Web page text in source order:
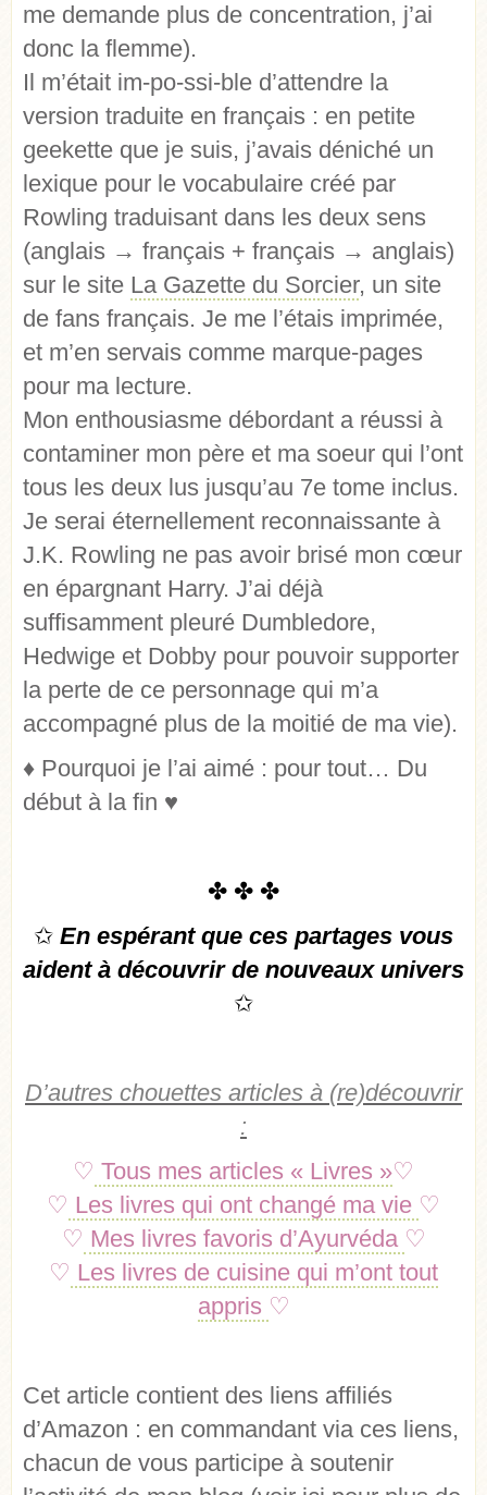
me demande plus de concentration, j’ai
donc la flemme).
Il m’était im-po-ssi-ble d’attendre la
version traduite en français : en petite
geekette que je suis, j’avais déniché un
lexique pour le vocabulaire créé par
Rowling traduisant dans les deux sens
(anglais → français + français → anglais)
sur le site La Gazette du Sorcier, un site
de fans français. Je me l’étais imprimée,
et m’en servais comme marque-pages
pour ma lecture.
Mon enthousiasme débordant a réussi à
contaminer mon père et ma soeur qui l’ont
tous les deux lus jusqu’au 7e tome inclus.
Je serai éternellement reconnaissante à
J.K. Rowling ne pas avoir brisé mon cœur
en épargnant Harry. J’ai déjà
suffisamment pleuré Dumbledore,
Hedwige et Dobby pour pouvoir supporter
la perte de ce personnage qui m’a
accompagné plus de la moitié de ma vie).
♦ Pourquoi je l’ai aimé : pour tout… Du
début à la fin ♥
✤ ✤ ✤
✩ En espérant que ces partages vous
aident à découvrir de nouveaux univers
✩
D’autres chouettes articles à (re)découvrir
:
♡ Tous mes articles « Livres »♡
♡ Les livres qui ont changé ma vie ♡
♡ Mes livres favoris d’Ayurvéda ♡
♡ Les livres de cuisine qui m’ont tout
appris ♡
Cet article contient des liens affiliés
d’Amazon : en commandant via ces liens,
chacun de vous participe à soutenir